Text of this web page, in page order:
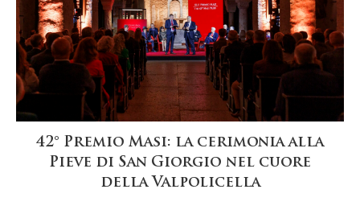
42° Premio Masi: la cerimonia alla
Pieve di San Giorgio nel cuore
della Valpolicella